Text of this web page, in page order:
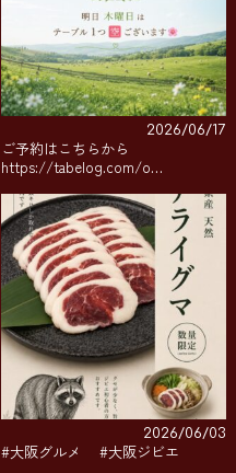
2026/06/17
ご予約はこちらから
https://tabelog.com/o…
2026/06/03
#大阪グルメ #大阪ジビエ